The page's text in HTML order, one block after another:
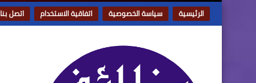
الرئيسية سياسة الخصوصية اتفاقية الاستخدام اتصل بنا